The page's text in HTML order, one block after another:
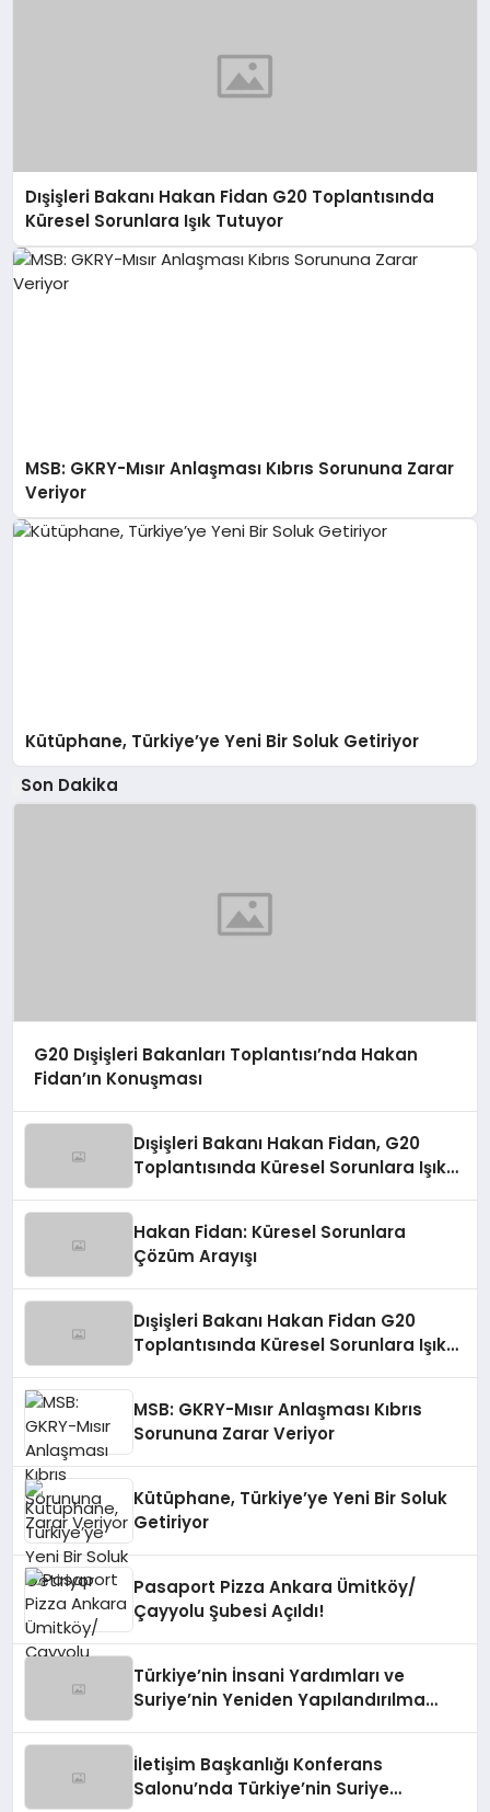
Dışişleri Bakanı Hakan Fidan G20 Toplantısında
Küresel Sorunlara Işık Tutuyor
MSB: GKRY-Mısır Anlaşması Kıbrıs Sorununa Zarar
Veriyor
Kütüphane, Türkiye’ye Yeni Bir Soluk Getiriyor
Son Dakika
G20 Dışişleri Bakanları Toplantısı’nda Hakan
Fidan’ın Konuşması
Dışişleri Bakanı Hakan Fidan, G20
Toplantısında Küresel Sorunlara Işık
Hakan Fidan: Küresel Sorunlara
Çözüm Arayışı
Dışişleri Bakanı Hakan Fidan G20
Toplantısında Küresel Sorunlara Işık
MSB: GKRY-Mısır Anlaşması Kıbrıs
Sorununa Zarar Veriyor
Kütüphane, Türkiye’ye Yeni Bir Soluk
Getiriyor
Pasaport Pizza Ankara Ümitköy/
Çayyolu Şubesi Açıldı!
Türkiye’nin İnsani Yardımları ve
Suriye’nin Yeniden Yapılandırılma
İletişim Başkanlığı Konferans
Salonu’nda Türkiye’nin Suriye